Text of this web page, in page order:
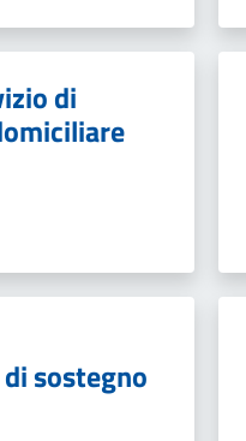
di
sostegno